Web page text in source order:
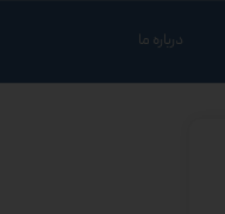
درباره ما